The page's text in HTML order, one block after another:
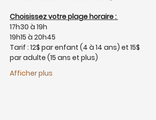
Choisissez votre plage horaire :
17h30 à 19h
19h15 à 20h45
Tarif : 12$ par enfant (4 à 14 ans) et 15$
par adulte (15 ans et plus)
Afficher plus